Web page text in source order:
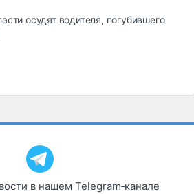
осудят водителя, погубившего
в нашем Telegram‑канале